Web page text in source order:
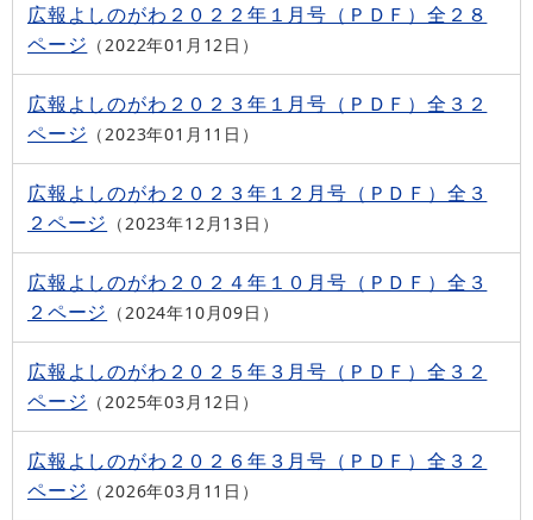
広報よしのがわ２０２２年１月号（ＰＤＦ）全２８
ページ
2022年01月12日
広報よしのがわ２０２３年１月号（ＰＤＦ）全３２
ページ
2023年01月11日
広報よしのがわ２０２３年１２月号（ＰＤＦ）全３
２ページ
2023年12月13日
広報よしのがわ２０２４年１０月号（ＰＤＦ）全３
２ページ
2024年10月09日
広報よしのがわ２０２５年３月号（ＰＤＦ）全３２
ページ
2025年03月12日
広報よしのがわ２０２６年３月号（ＰＤＦ）全３２
ページ
2026年03月11日